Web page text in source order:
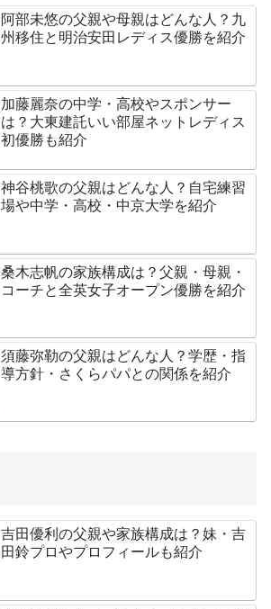
阿部未悠の父親や母親はどんな人？九
州移住と明治安田レディス優勝を紹介
加藤麗奈の中学・高校やスポンサー
は？大東建託いい部屋ネットレディス
初優勝も紹介
神谷桃歌の父親はどんな人？自宅練習
場や中学・高校・中京大学を紹介
桑木志帆の家族構成は？父親・母親・
コーチと全英女子オープン優勝を紹介
須藤弥勒の父親はどんな人？学歴・指
導方針・さくらパパとの関係を紹介
吉田優利の父親や家族構成は？妹・吉
田鈴プロやプロフィールも紹介